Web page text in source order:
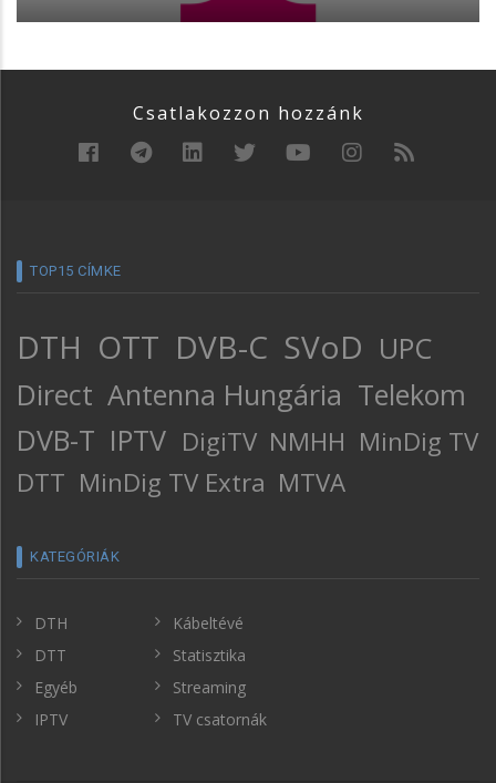
Csatlakozzon hozzánk
TOP15 CÍMKE
DTH OTT DVB-C SVoD UPC
Direct Antenna Hungária Telekom
DVB-T IPTV DigiTV NMHH MinDig TV
DTT MinDig TV Extra MTVA
KATEGÓRIÁK
DTH
DTT
Egyéb
IPTV
Kábeltévé
Statisztika
Streaming
TV csatornák